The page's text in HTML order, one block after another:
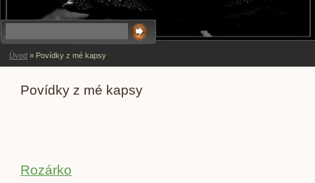
Úvod » Povídky z mé kapsy
Povídky z mé kapsy
Rozárko